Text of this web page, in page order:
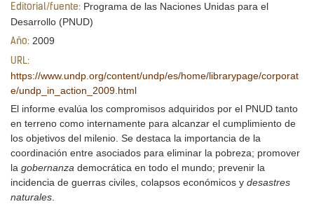
Editorial/fuente: Programa de las Naciones Unidas para el
Desarrollo (PNUD)
Año: 2009
URL:
https://www.undp.org/content/undp/es/home/librarypage/corporat
e/undp_in_action_2009.html
El informe evalúa los compromisos adquiridos por el PNUD tanto
en terreno como internamente para alcanzar el cumplimiento de
los objetivos del milenio. Se destaca la importancia de la
coordinación entre asociados para eliminar la pobreza; promover
la gobernanza democrática en todo el mundo; prevenir la
incidencia de guerras civiles, colapsos económicos y desastres
naturales.